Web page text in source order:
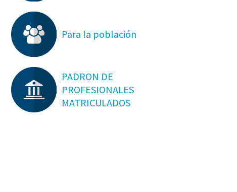
Para la población
PADRON DE
PROFESIONALES
MATRICULADOS